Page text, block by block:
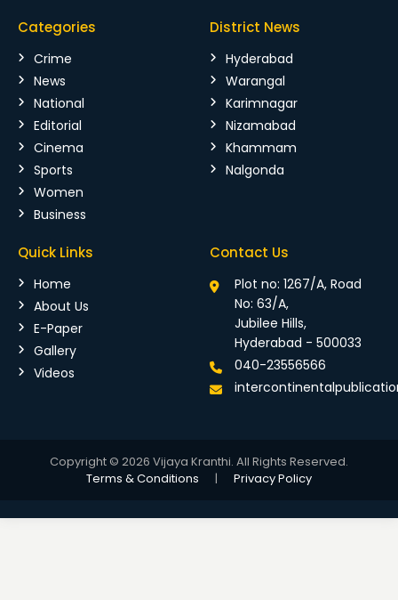
Categories
Crime
News
National
Editorial
Cinema
Sports
Women
Business
District News
Hyderabad
Warangal
Karimnagar
Nizamabad
Khammam
Nalgonda
Quick Links
Home
About Us
E-Paper
Gallery
Videos
Contact Us
Plot no: 1267/A, Road
No: 63/A,
Jubilee Hills,
Hyderabad - 500033
040-23556566
Copyright © 2026 Vijaya Kranthi. All Rights Reserved.
Terms & Conditions
| Privacy Policy